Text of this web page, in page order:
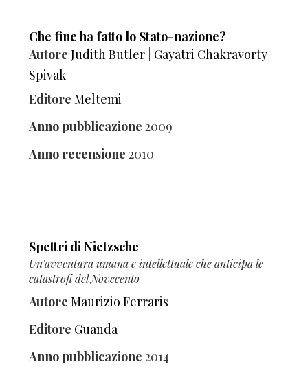
Che fine ha fatto lo Stato-nazione?
Autore Judith Butler Gayatri Chakravorty
Spivak
Editore Meltemi
Anno pubblicazione 2009
Anno recensione 2010
Spettri di Nietzsche
Un'avventura umana e intellettuale che anticipa le
catastrofi del Novecento
Autore Maurizio Ferraris
Editore Guanda
Anno pubblicazione 2014